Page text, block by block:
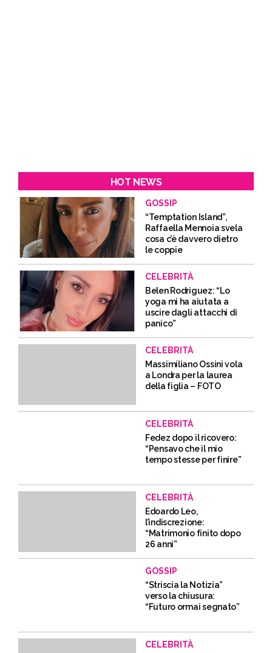
HOT NEWS
GOSSIP
“Temptation Island”,
Raffaella Mennoia svela
cosa c’è davvero dietro
le coppie
CELEBRITÀ
Belen Rodriguez: “Lo
yoga mi ha aiutata a
uscire dagli attacchi di
panico”
CELEBRITÀ
Massimiliano Ossini vola
a Londra per la laurea
della figlia – FOTO
CELEBRITÀ
Fedez dopo il ricovero:
“Pensavo che il mio
tempo stesse per finire”
CELEBRITÀ
Edoardo Leo,
l’indiscrezione:
“Matrimonio finito dopo
26 anni”
GOSSIP
“Striscia la Notizia”
verso la chiusura:
“Futuro ormai segnato”
CELEBRITÀ